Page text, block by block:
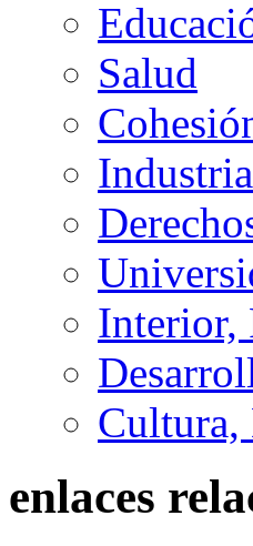
Salud
Interior,
Cultura,
enlaces